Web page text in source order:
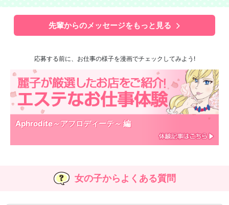
先輩からのメッセージをもっと見る
応募する前に、お仕事の様子を漫画でチェックしてみよう!
Aphrodite～アフロディーテ～ 編
女の子からよくある質問